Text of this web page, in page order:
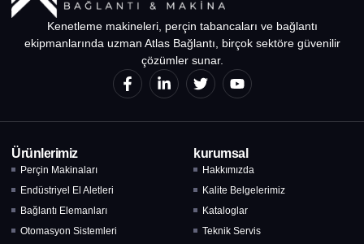
Kenetleme makineleri, perçin tabancaları ve bağlantı
ekipmanlarında uzman Atlas Bağlantı, birçok sektöre güvenilir
çözümler sunar.
Ürünlerimiz
Perçin Makinaları
Endüstriyel El Aletleri
Bağlantı Elemanları
Otomasyon Sistemleri
kurumsal
Hakkımızda
Kalite Belgelerimiz
Kataloglar
Teknik Servis